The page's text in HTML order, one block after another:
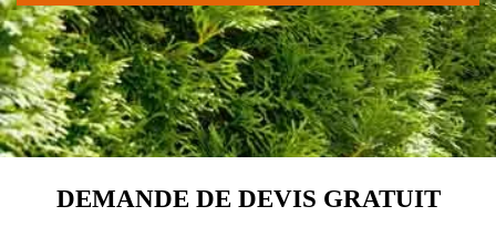
DEMANDE DE DEVIS GRATUIT